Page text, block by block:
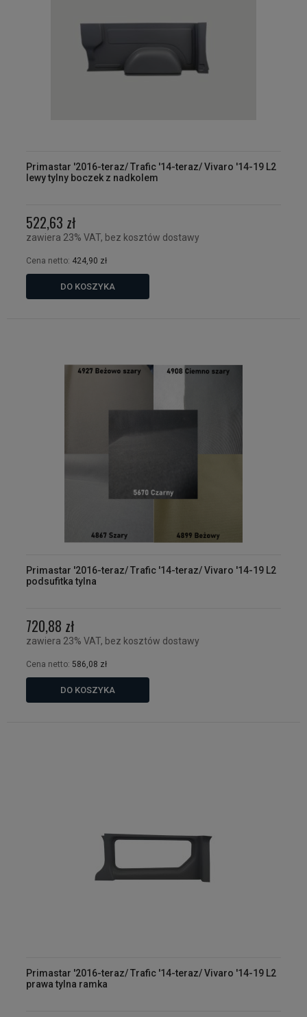
Primastar '2016-teraz/ Trafic '14-teraz/ Vivaro '14-19 L2
lewy tylny boczek z nadkolem
522,63 zł
zawiera 23% VAT, bez kosztów dostawy
Cena netto: 424,90 zł
DO KOSZYKA
Primastar '2016-teraz/ Trafic '14-teraz/ Vivaro '14-19 L2
podsufitka tylna
720,88 zł
zawiera 23% VAT, bez kosztów dostawy
Cena netto: 586,08 zł
DO KOSZYKA
Primastar '2016-teraz/ Trafic '14-teraz/ Vivaro '14-19 L2
prawa tylna ramka